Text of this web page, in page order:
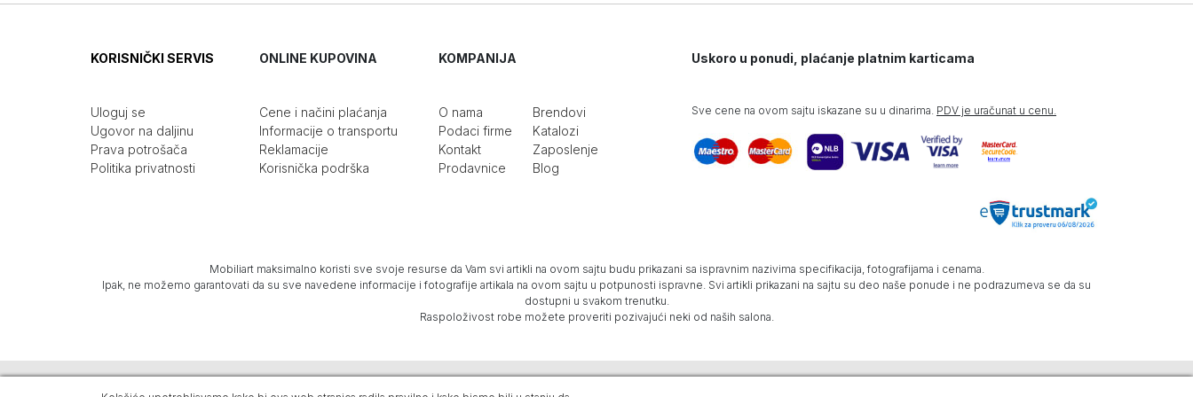
KORISNIČKI SERVIS
Uloguj se
Ugovor na daljinu
Prava potrošača
Politika privatnosti
ONLINE KUPOVINA
Cene i načini plaćanja
Informacije o transportu
Reklamacije
Korisnička podrška
KOMPANIJA
O nama
Podaci firme
Kontakt
Prodavnice
Brendovi
Katalozi
Zaposlenje
Blog
Uskoro u ponudi, plaćanje platnim karticama
Sve cene na ovom sajtu iskazane su u dinarima. PDV je uračunat u cenu.
Mobiliart maksimalno koristi sve svoje resurse da Vam svi artikli na ovom sajtu budu prikazani sa ispravnim nazivima specifikacija, fotografijama i cenama.
Ipak, ne možemo garantovati da su sve navedene informacije i fotografije artikala na ovom sajtu u potpunosti ispravne. Svi artikli prikazani na sajtu su deo naše ponude i ne podrazumeva se da su
dostupni u svakom trenutku.
Raspoloživost robe možete proveriti pozivajući neki od naših salona.